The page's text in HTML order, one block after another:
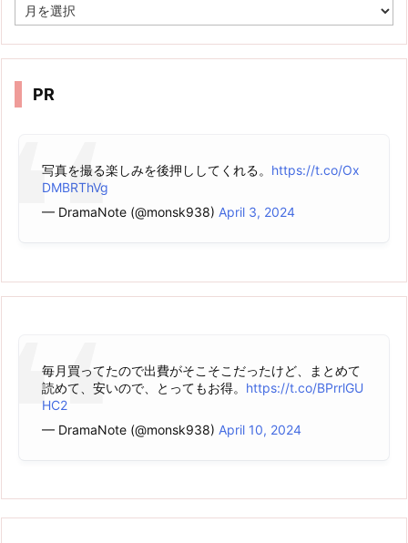
ー
イ
PR
写真を撮る楽しみを後押ししてくれる。 https://t.co/Ox
DMBRThVg
— DramaNote (@monsk938) April 3, 2024
毎月買ってたので出費がそこそこだったけど、まとめて
読めて、安いので、とってもお得。 https://t.co/BPrrlGU
HC2
— DramaNote (@monsk938) April 10, 2024